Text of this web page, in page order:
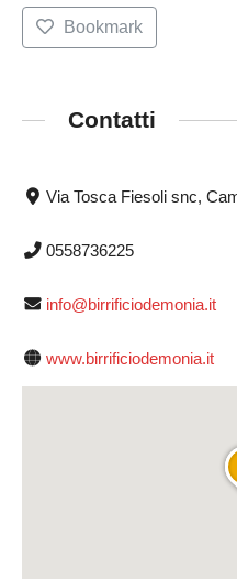
Bookmark
Contatti
Via Tosca Fiesoli snc,
0558736225
info@birrificiodemonia.it
www.birrificiodemonia.it